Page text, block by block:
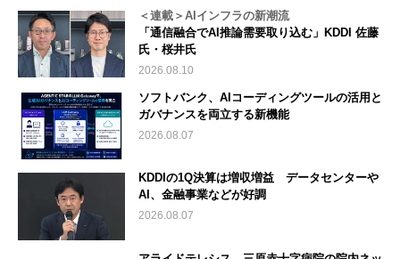
＜連載＞AIインフラの新潮流
「通信融合でAI推論需要取り込む」KDDI 佐藤
氏・桜井氏
2026.08.10
ソフトバンク、AIコーディングツールの活用と
ガバナンスを両立する新機能
2026.08.07
KDDIの1Q決算は増収増益 データセンターや
AI、金融事業などが好調
2026.08.07